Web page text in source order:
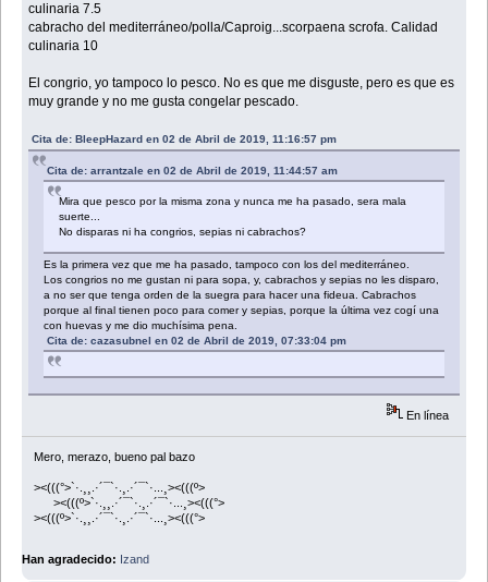
culinaria 7.5
cabracho del mediterráneo/polla/Caproig...scorpaena scrofa. Calidad
culinaria 10
El congrio, yo tampoco lo pesco. No es que me disguste, pero es que es
muy grande y no me gusta congelar pescado.
Cita de: BleepHazard en 02 de Abril de 2019, 11:16:57 pm
Cita de: arrantzale en 02 de Abril de 2019, 11:44:57 am
Mira que pesco por la misma zona y nunca me ha pasado, sera mala
suerte...
No disparas ni ha congrios, sepias ni cabrachos?
Es la primera vez que me ha pasado, tampoco con los del mediterráneo.
Los congrios no me gustan ni para sopa, y, cabrachos y sepias no les disparo,
a no ser que tenga orden de la suegra para hacer una fideua. Cabrachos
porque al final tienen poco para comer y sepias, porque la última vez cogí una
con huevas y me dio muchísima pena.
Cita de: cazasubnel en 02 de Abril de 2019, 07:33:04 pm
En línea
Mero, merazo, bueno pal bazo
><(((°>`·.¸¸.·´¯`·.¸.·´¯`·...¸><(((º>
><(((º>`·.¸¸.·´¯`·.¸.·´¯`·...¸><(((°>
><(((º>`·.¸¸.·´¯`·.¸.·´¯`·...¸><(((°>
Han agradecido: Izand